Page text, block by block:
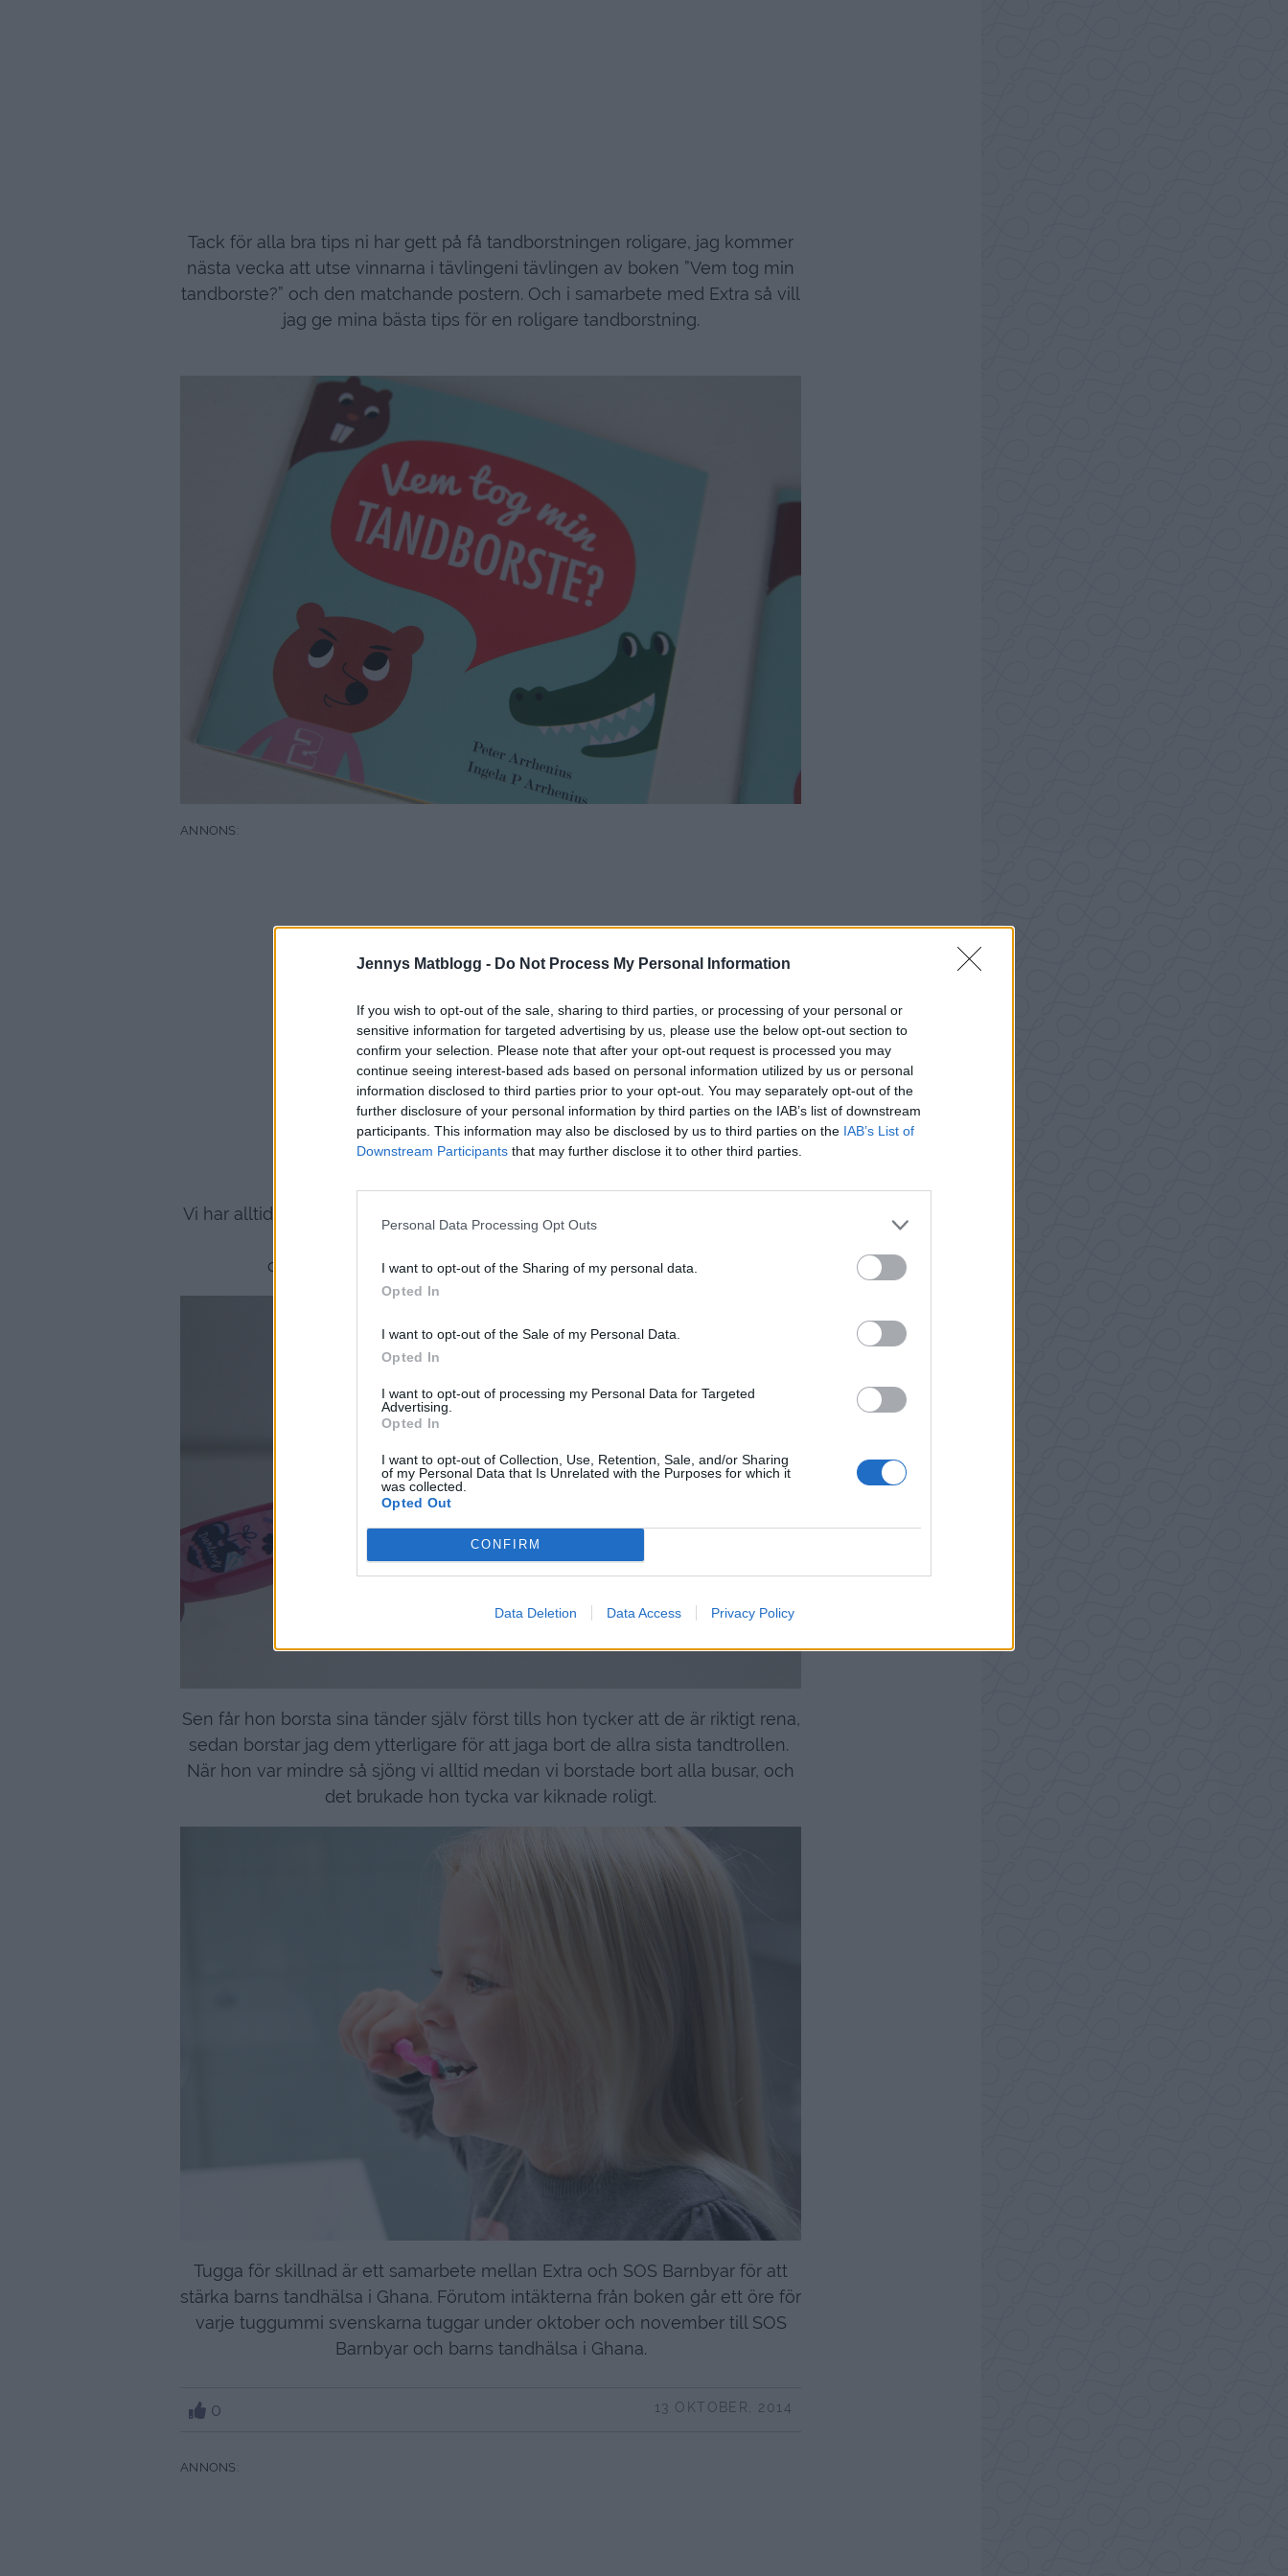
Jennys Matblogg - Do Not Process My Personal Information
If you wish to opt-out of the sale, sharing to third parties, or processing of your personal or
sensitive information for targeted advertising by us, please use the below opt-out section to
confirm your selection. Please note that after your opt-out request is processed you may
continue seeing interest-based ads based on personal information utilized by us or personal
information disclosed to third parties prior to your opt-out. You may separately opt-out of the
further disclosure of your personal information by third parties on the IAB’s list of downstream
participants. This information may also be disclosed by us to third parties on the IAB’s List of
Downstream Participants that may further disclose it to other third parties.
Personal Data Processing Opt Outs
I want to opt-out of the Sharing of my personal data.
Opted In
I want to opt-out of the Sale of my Personal Data.
Opted In
I want to opt-out of processing my Personal Data for Targeted
Advertising.
Opted In
I want to opt-out of Collection, Use, Retention, Sale, and/or Sharing
of my Personal Data that Is Unrelated with the Purposes for which it
was collected.
Opted Out
CONFIRM
Data Deletion Data Access Privacy Policy
Tack för alla bra tips ni har gett på få tandborstningen roligare, jag kommer
nästa vecka att utse vinnarna i tävlingeni tävlingen av boken ”Vem tog min
tandborste?” och den matchande postern. Och i samarbete med Extra så vill
jag ge mina bästa tips för en roligare tandborstning.
Vi har alltid gjort så att barnen får välja sina egna tandborstar & tandkräm på
och denna gången valde Nomi rosa med fina bilder på.
Sen får hon borsta sina tänder själv först tills hon tycker att de är riktigt rena,
sedan borstar jag dem ytterligare för att jaga bort de allra sista tandtrollen.
När hon var mindre så sjöng vi alltid medan vi borstade bort alla busar, och
det brukade hon tycka var kiknade roligt.
Tugga för skillnad är ett samarbete mellan Extra och SOS Barnbyar för att
stärka barns tandhälsa i Ghana. Förutom intäkterna från boken går ett öre för
varje tuggummi svenskarna tuggar under oktober och november till SOS
Barnbyar och barns tandhälsa i Ghana.
0 13 OKTOBER, 2014